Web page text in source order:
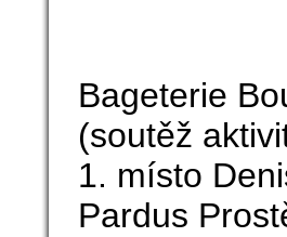
Bageterie
(soutěž
1. místo
Pardus